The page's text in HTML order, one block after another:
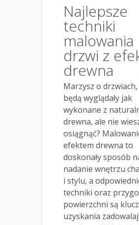
Najlepsze
techniki
malowania
drzwi z
drewna
Marzysz o
będą wyglądały jak
wykonane z
drewna, ale nie
osiągnąć?
efektem drewna to
doskonały sposób
nadanie wnętrzu
i stylu, a
techniki oraz
powierzchni są
uzyskania